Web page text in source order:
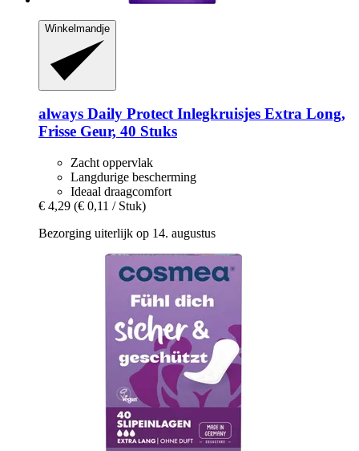
Winkelmandje
always Daily Protect Inlegkruisjes Extra Long,
Frisse Geur, 40 Stuks
Zacht oppervlak
Langdurige bescherming
Ideaal draagcomfort
€ 4,29 (€ 0,11 / Stuk)
Bezorging uiterlijk op 14. augustus